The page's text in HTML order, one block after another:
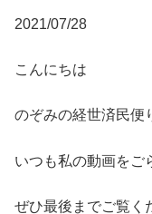
2021/07/28
こんにちは
のぞみの経世済民便
いつも私の動画をご
ぜひ最後までご覧く